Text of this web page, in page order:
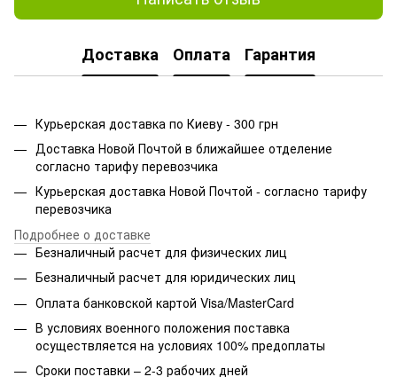
Доставка Оплата Гарантия
Курьерская доставка по Киеву - 300 грн
Доставка Новой Почтой в ближайшее отделение
согласно тарифу перевозчика
Курьерская доставка Новой Почтой - согласно тарифу
перевозчика
Подробнее о доставке
Безналичный расчет для физических лиц
Безналичный расчет для юридических лиц
Оплата банковской картой Visa/MasterCard
В условиях военного положения поставка
осуществляется на условиях 100% предоплаты
Сроки поставки – 2-3 рабочих дней